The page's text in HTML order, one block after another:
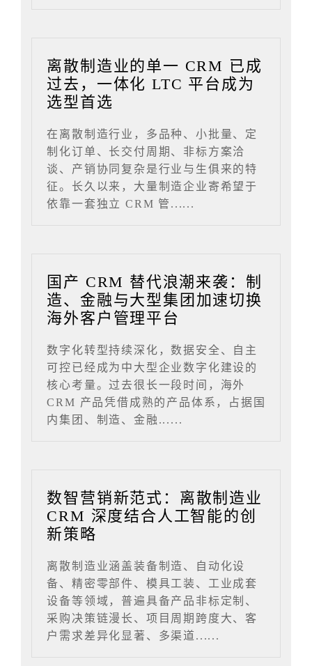
离散制造业的单一 CRM 已成
过去，一体化 LTC 平台成为
选型首选
在离散制造行业，多品种、小批量、定
制化订单、长交付周期、非标方案洽
谈、产销协同复杂是行业与生俱来的特
征。长久以来，大量制造企业寄希望于
依靠一套独立 CRM 管......
国产 CRM 替代浪潮来袭：制
造、金融与大型集团加速切换
海外客户管理平台
数字化转型持续深化，数据安全、自主
可控已经成为中大型企业数字化建设的
核心考量。过去很长一段时间，海外
CRM 产品凭借成熟的产品体系，占据国
内集团、制造、金融......
数智营销新范式：离散制造业
CRM 深度结合人工智能的创
新策略
离散制造业涵盖装备制造、自动化设
备、精密零部件、模具工装、工业成套
设备等领域，普遍具备产品非标定制、
采购决策链漫长、项目周期跨度大、客
户需求差异化显著、多渠道......